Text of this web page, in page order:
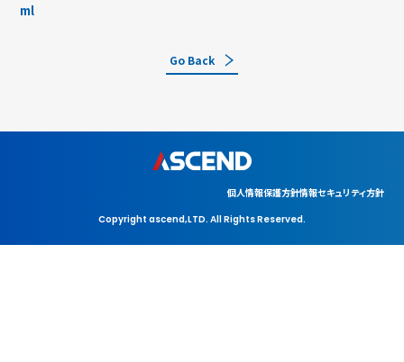
ml
Go Back
Copyright ascend,LTD. All Rights Reserved.
個人情報保護方針情報セキュリティ方針